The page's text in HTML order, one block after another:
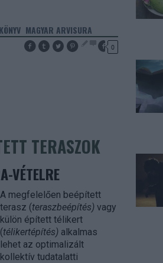
MAGYAR ARVISURA
0
TERASZOK
VÉTELRE
A megfelelően beépített
terasz (teraszbeépítés)vagy
külön épített télikert
(télikertépítés)alkalmas
lehet az optimalizált
kollektív tudatalatti